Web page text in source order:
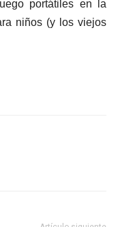
portátiles en la
niños (y los viejos